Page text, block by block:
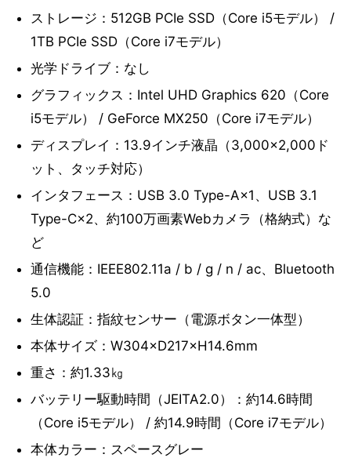
ストレージ：512GB PCIe SSD（Core i5モデル） /
1TB PCIe SSD（Core i7モデル）
光学ドライブ：なし
グラフィックス：Intel UHD Graphics 620（Core
i5モデル） / GeForce MX250（Core i7モデル）
ディスプレイ：13.9インチ液晶（3,000×2,000ド
ット、タッチ対応）
インタフェース：USB 3.0 Type-A×1、USB 3.1
Type-C×2、約100万画素Webカメラ（格納式）な
ど
通信機能：IEEE802.11a / b / g / n / ac、Bluetooth
5.0
生体認証：指紋センサー（電源ボタン一体型）
本体サイズ：W304×D217×H14.6mm
重さ：約1.33㎏
バッテリー駆動時間（JEITA2.0）：約14.6時間
（Core i5モデル） / 約14.9時間（Core i7モデル）
本体カラー：スペースグレー